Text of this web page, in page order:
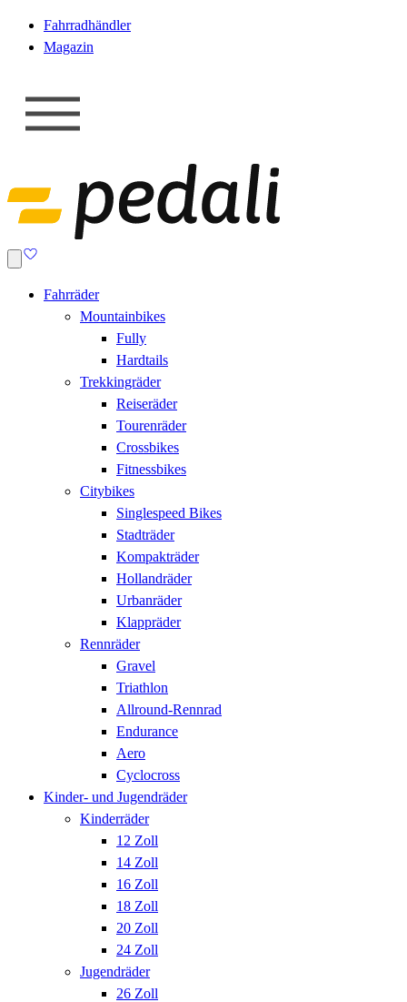
Fahrradhändler
Magazin
Fahrräder
Mountainbikes
Fully
Hardtails
Trekkingräder
Reiseräder
Tourenräder
Crossbikes
Fitnessbikes
Citybikes
Singlespeed Bikes
Stadträder
Kompakträder
Hollandräder
Urbanräder
Klappräder
Rennräder
Gravel
Triathlon
Allround-Rennrad
Endurance
Aero
Cyclocross
Kinder- und Jugendräder
Kinderräder
12 Zoll
14 Zoll
16 Zoll
18 Zoll
20 Zoll
24 Zoll
Jugendräder
26 Zoll